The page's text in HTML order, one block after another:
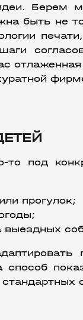
Берем
быть не
то под
прогулок;
выездных